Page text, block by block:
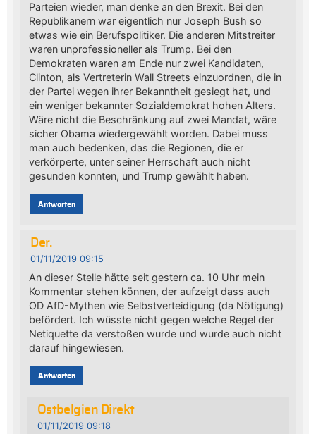
Parteien wieder, man denke an den Brexit. Bei den
Republikanern war eigentlich nur Joseph Bush so
etwas wie ein Berufspolitiker. Die anderen Mitstreiter
waren unprofessioneller als Trump. Bei den
Demokraten waren am Ende nur zwei Kandidaten,
Clinton, als Vertreterin Wall Streets einzuordnen, die in
der Partei wegen ihrer Bekanntheit gesiegt hat, und
ein weniger bekannter Sozialdemokrat hohen Alters.
Wäre nicht die Beschränkung auf zwei Mandat, wäre
sicher Obama wiedergewählt worden. Dabei muss
man auch bedenken, das die Regionen, die er
verkörperte, unter seiner Herrschaft auch nicht
gesunden konnten, und Trump gewählt haben.
Antworten
Der.
01/11/2019 09:15
An dieser Stelle hätte seit gestern ca. 10 Uhr mein
Kommentar stehen können, der aufzeigt dass auch
OD AfD-Mythen wie Selbstverteidigung (da Nötigung)
befördert. Ich wüsste nicht gegen welche Regel der
Netiquette da verstoßen wurde und wurde auch nicht
darauf hingewiesen.
Antworten
Ostbelgien Direkt
01/11/2019 09:18